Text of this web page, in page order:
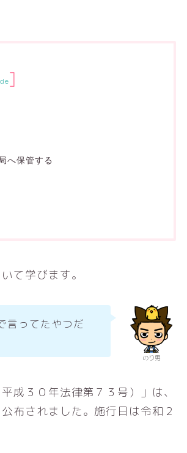
]
へ保管する
て学びます。
のり男
言ってたやつだ
成３０年法律第７３号）」は、
布されました。施行日は令和２